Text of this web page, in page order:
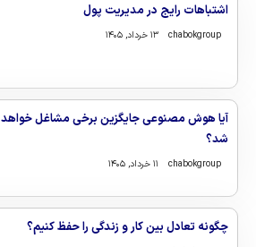
اشتباهات رایج در مدیریت پول
chabokgroup ۱۳ خرداد, ۱۴۰۵
آیا هوش مصنوعی جایگزین برخی مشاغل خواهد
شد؟
chabokgroup ۱۱ خرداد, ۱۴۰۵
چگونه تعادل بین کار و زندگی را حفظ کنیم؟